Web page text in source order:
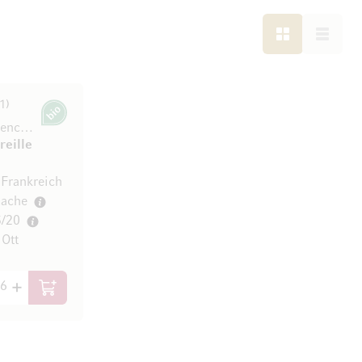
LISTE
1
Côtes de Provence AOC
Bio
20
l)
In den Warenkorb